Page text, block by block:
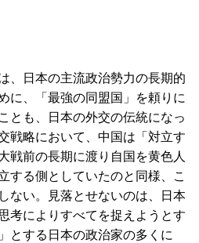
、日本の主流政治勢力の長期的
に、「最強の同盟国」を頼りに
とも、日本の外交の伝統になっ
戦略において、中国は「対立す
戦前の長期に渡り自国を黄色人
する側としていたのと同様、こ
ない。見落とせないのは、日本
考によりすべてを捉えようとす
とする日本の政治家の多くに